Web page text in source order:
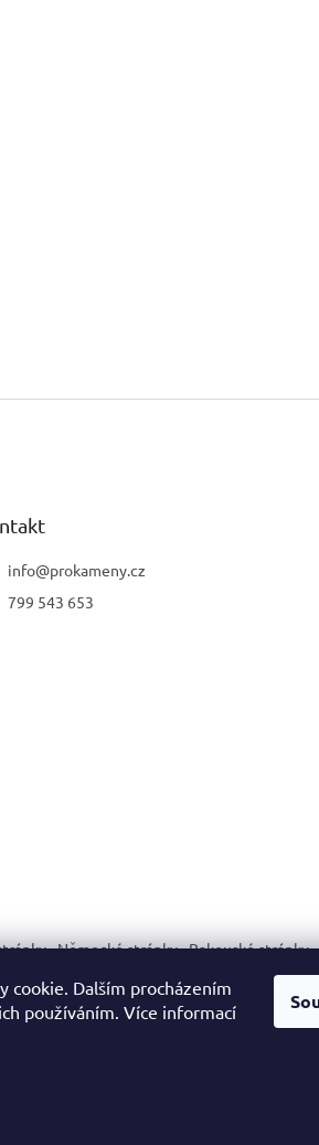
cookie. Dalším procházením
používáním. Více informací
info@prokameny.cz
799 543 653
Německé stránky Rakouské stránky
jako hračka ani pro děti do 3 let.